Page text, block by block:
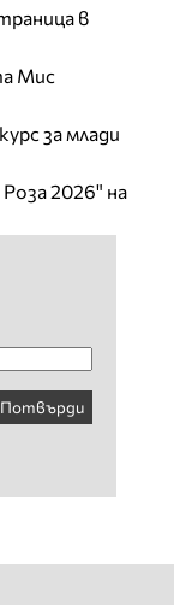
в
Мис
за млади
2026" на
Потвърди